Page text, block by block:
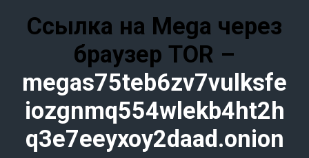
Ссылка на Mega через
браузер TOR –
megas75teb6zv7vulksfe
iozgnmq554wlekb4ht2h
q3e7eeyxoy2daad.onion